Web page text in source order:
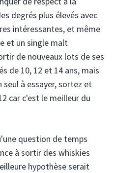
degrés plus élevés avec
intéressantes, et même
et un single malt
de nouveaux lots de ses
de 10, 12 et 14 ans, mais
seul à essayer, sortez et
car c'est le meilleur du
question de temps
à sortir des whiskies
hypothèse serait